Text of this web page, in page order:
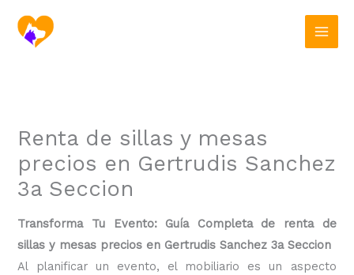
contenido
Renta de sillas y mesas
precios en Gertrudis Sanchez
3a Seccion
Transforma Tu Evento: Guía Completa de renta de
sillas y mesas precios en Gertrudis Sanchez 3a Seccion
Al planificar un evento, el mobiliario es un aspecto